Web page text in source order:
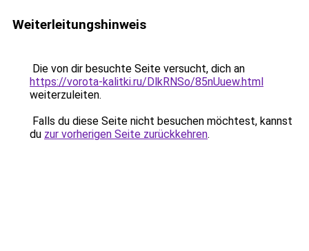
Weiterleitungshinweis
Die von dir besuchte Seite versucht, dich an
https://vorota-kalitki.ru/DlkRNSo/85nUuew.html
weiterzuleiten.
Falls du diese Seite nicht besuchen möchtest, kannst
du zur vorherigen Seite zurückkehren.